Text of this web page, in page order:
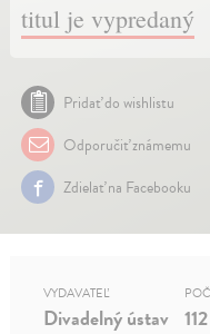
titul je vypredaný
Pridať do wishlistu
Odporučiť známemu
Zdielať na Facebooku
VYDAVATEĽ
Divadelný ústav 112